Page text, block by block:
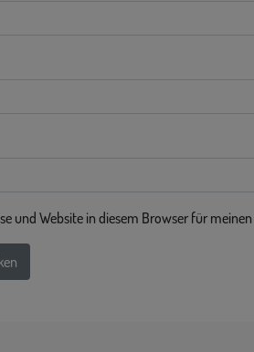
und Website in diesem Browser für